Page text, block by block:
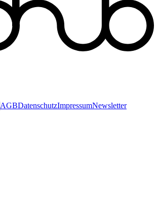
AGBDatenschutzImpressumNewsletter